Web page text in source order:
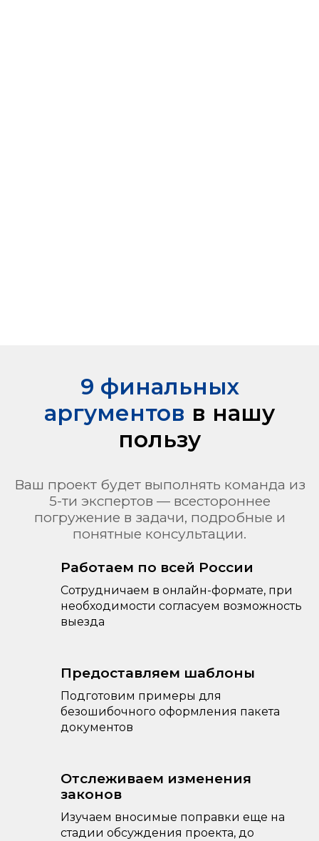
9 финальных
аргументов в нашу
пользу
Ваш проект будет выполнять команда из
5-ти экспертов — всестороннее
погружение в задачи, подробные и
понятные консультации.
Работаем по всей России
Сотрудничаем в онлайн-формате, при
необходимости согласуем возможность
выезда
Предоставляем шаблоны
Подготовим примеры для
безошибочного оформления пакета
документов
Отслеживаем изменения
законов
Изучаем вносимые поправки еще на
стадии обсуждения проекта, до